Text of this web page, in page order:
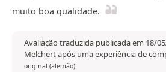
muito boa qualidade.
Avaliação traduzida publicada em 18/
Melchert após uma experiência de
original (alemão)